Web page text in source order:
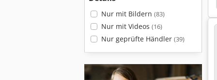
Nur mit Bildern (83)
Nur mit Videos (16)
Nur geprüfte Händler (39)